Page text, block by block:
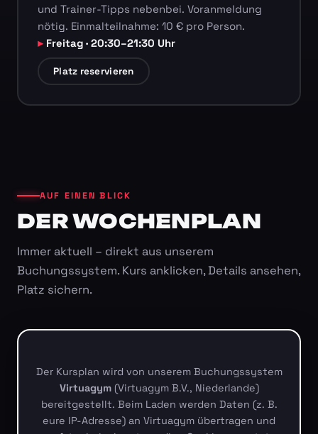
und Trainer-Tipps nebenbei. Voranmeldung
nötig. Einmalteilnahme: 10 € pro Person.
Freitag · 20:30–21:30 Uhr
Platz reservieren
AUF EINEN BLICK
DER WOCHENPLAN
Immer aktuell – direkt aus unserem
Buchungssystem. Kurs anklicken, Details ansehen,
Platz sichern.
Der Kursplan wird von unserem Buchungssystem
Virtuagym(Virtuagym B.V., Niederlande)
bereitgestellt. Beim Laden werden Daten (z. B.
eure IP-Adresse) an Virtuagym übertragen und